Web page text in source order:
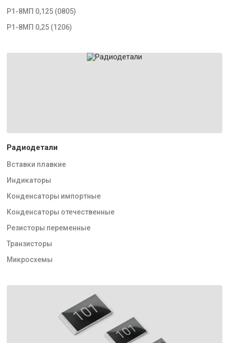
Р1-8МП 0,125 (0805)
Р1-8МП 0,25 (1206)
Радиодетали
Вставки плавкие
Индикаторы
Конденсаторы импортные
Конденсаторы отечественные
Резисторы переменные
Транзисторы
Микросхемы